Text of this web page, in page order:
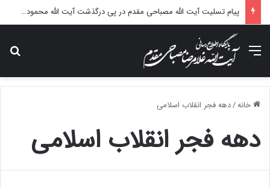
پیام تسلیت آیت الله مصباحی مقدم در پی درگذشت آیت الله محمودی گلپایگانی
منو
خانه/دهه فجر انقلاب اسلامی
دهه فجر انقلاب اسلامی